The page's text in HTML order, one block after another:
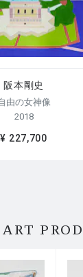
阪本剛史
由の女神像
2018
¥ 227,700